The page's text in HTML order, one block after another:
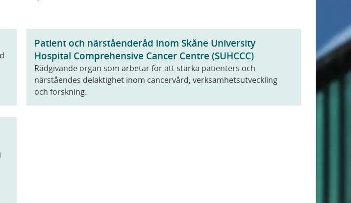
Patient och närståenderåd inom Skåne University
Hospital Comprehensive Cancer Centre (SUHCCC)
Rådgivande organ som arbetar för att stärka patienters och
närståendes delaktighet inom cancervård, verksamhetsutveckling
och forskning.